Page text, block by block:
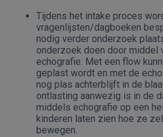
Tijdens het intake proces
vragenlijsten/dagboeken
nodig verder onderzoek
onderzoek doen door middel
echografie. Met een flow
geplast wordt en met de
nog plas achterblijft in de
ontlasting aanwezig is in de
middels echografie op een
kinderen laten zien hoe ze
bewegen.